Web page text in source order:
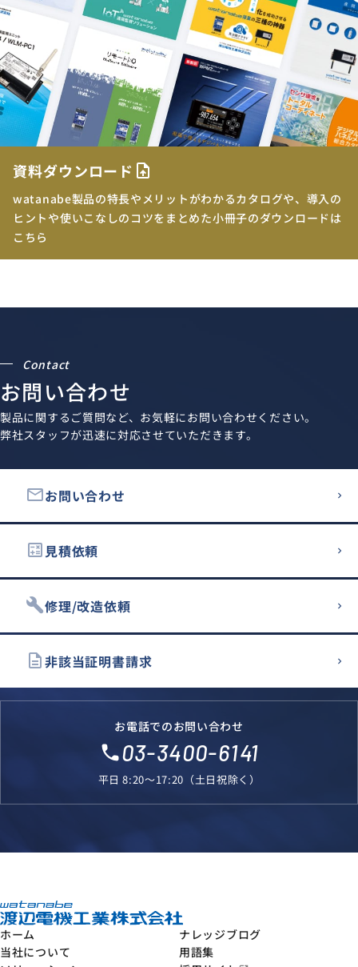
資料ダウンロード upload_file
watanabe製品の特長やメリットがわかるカタログや、導入の
ヒントや使いこなしのコツをまとめた小冊子のダウンロードは
こちら
Contact
お問い合わせ
製品に関するご質問など、お気軽にお問い合わせください。
弊社スタッフが迅速に対応させていただきます。
emailお問い合わせ
calculate 見積依頼
build修理/改造依頼
description非該当証明書請求
お電話でのお問い合わせ
local_phone03-3400-6141
平日 8:20～17:20（土日祝除く）
ホーム
当社について
ナレッジブログ
用語集